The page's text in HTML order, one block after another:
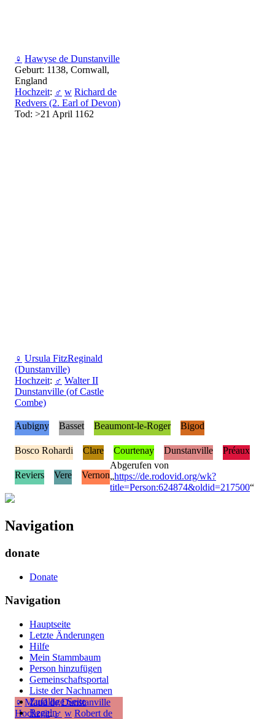
♀ Hawyse de Dunstanville
Geburt: 1138, Cornwall,
England
Hochzeit: ♂ w Richard de
Redvers (2. Earl of Devon)
Tod: >21 April 1162
♀ Ursula FitzReginald
(Dunstanville)
Hochzeit: ♂ Walter II
Dunstanville (of Castle
Combe)
♀ Maud de Dunstanville
Hochzeit:♂ w Robert de
Aubigny Basset Beaumont-le-Roger Bigod
Bosco Rohardi Clare Courtenay Dunstanville Préaux
Reviers Vere Vernon
Abgerufen von
„https://de.rodovid.org/wk?
title=Person:624874&oldid=217500“
Navigation
donate
Donate
Navigation
Hauptseite
Letzte Änderungen
Hilfe
Mein Stammbaum
Person hinzufügen
Gemeinschafts­portal
Liste der Nachnamen
Zufällige Seite
Regeln